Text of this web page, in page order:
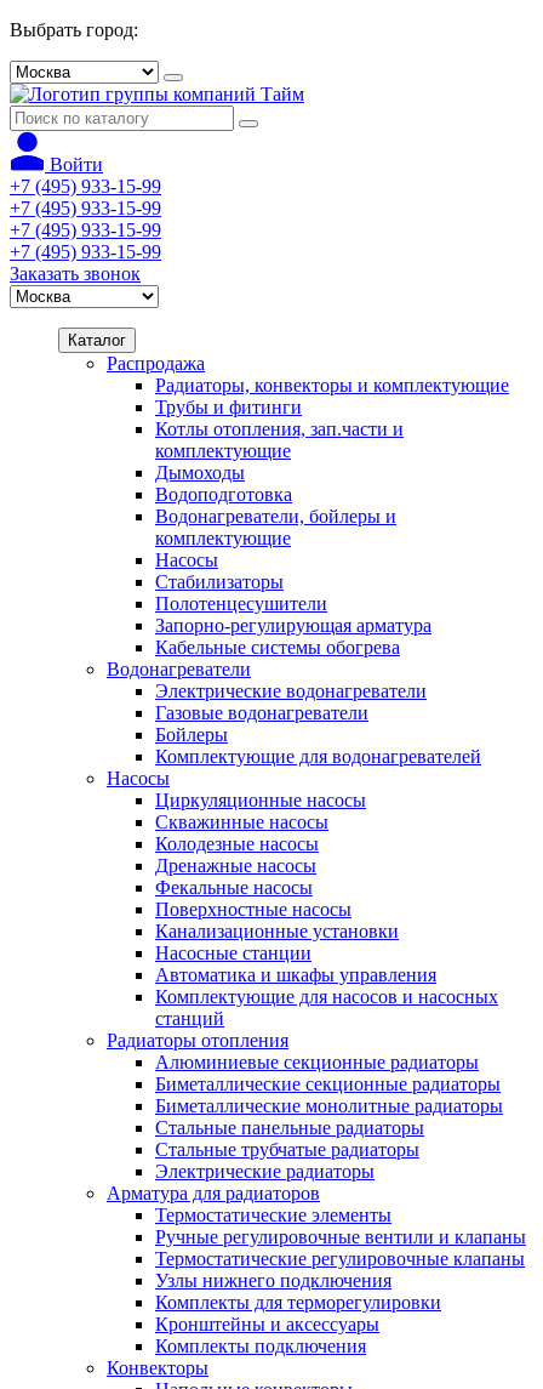
Выбрать город:
Войти
+7 (495) 933-15-99
+7 (495) 933-15-99
+7 (495) 933-15-99
+7 (495) 933-15-99
Заказать звонок
Каталог
Распродажа
Радиаторы, конвекторы и комплектующие
Трубы и фитинги
Котлы отопления, зап.части и
комплектующие
Дымоходы
Водоподготовка
Водонагреватели, бойлеры и
комплектующие
Насосы
Стабилизаторы
Полотенцесушители
Запорно-регулирующая арматура
Кабельные системы обогрева
Водонагреватели
Электрические водонагреватели
Газовые водонагреватели
Бойлеры
Комплектующие для водонагревателей
Насосы
Циркуляционные насосы
Скважинные насосы
Колодезные насосы
Дренажные насосы
Фекальные насосы
Поверхностные насосы
Канализационные установки
Насосные станции
Автоматика и шкафы управления
Комплектующие для насосов и насосных
станций
Радиаторы отопления
Алюминиевые секционные радиаторы
Биметаллические секционные радиаторы
Биметаллические монолитные радиаторы
Стальные панельные радиаторы
Стальные трубчатые радиаторы
Электрические радиаторы
Арматура для радиаторов
Термостатические элементы
Ручные регулировочные вентили и клапаны
Термостатические регулировочные клапаны
Узлы нижнего подключения
Комплекты для терморегулировки
Кронштейны и аксессуары
Комплекты подключения
Конвекторы